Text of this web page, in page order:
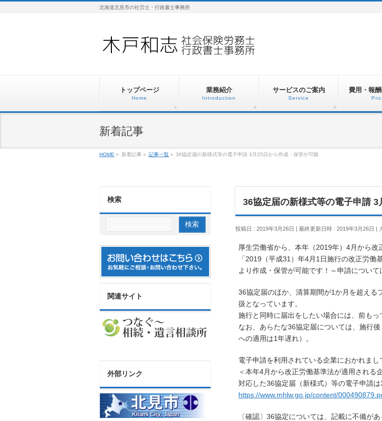
北海道北見市の社労士・行政書士事務所
トップページ
Home
業務紹介
Introduction
サービスのご案内
Service
費用・報
新着記事
HOME » 新着記事 » 記事一覧 » 36協定届の新様式等の電子申請 3月25日から作成・保管が可能
36協定届の新様式等の電子申請
投稿日 : 2019年3月26日 最終更新日時 : 2019年3月26日
厚生労働省から、本年（2019年）4月から改
「2019（平成31）年4月1日施行の改正労
より作成・保管が可能です！～申請につい
36協定届のほか、清算期間が1か月を超える
扱となっています。
施行と同時に届出をしたい場合には、前も
なお、あらたな36協定届については、施行
への適用は1年遅れ）。
電子申請を利用されている企業におかれまし
＜本年4月から改正労働基準法が適用され
対応した36協定届（新様式）等の電子申請
https://www.mhlw.go.jp/content/
〔確認〕36協定については、記載に不備が
検索
関連サイト
外部リンク